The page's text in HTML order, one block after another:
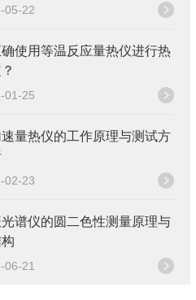
05-22
使用等温反应量热仪进行热
01-25
量热仪的工作原理与测试方
02-23
光谱仪的圆二色性测量原理与
06-21